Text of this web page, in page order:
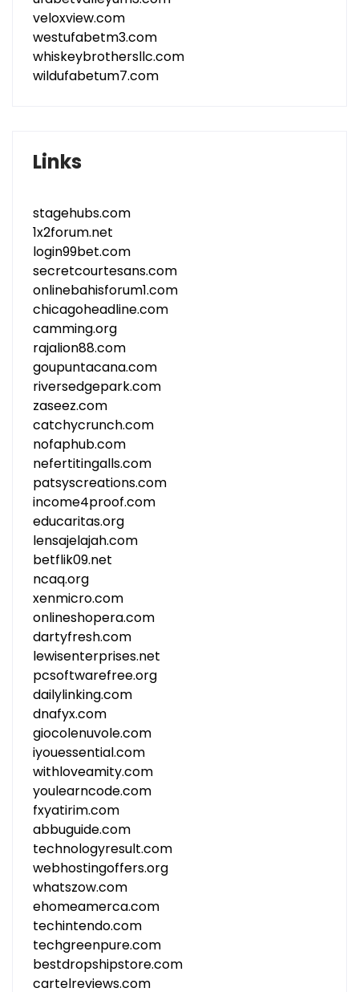
veloxview.com
westufabetm3.com
whiskeybrothersllc.com
wildufabetum7.com
Links
stagehubs.com
1x2forum.net
login99bet.com
secretcourtesans.com
onlinebahisforum1.com
chicagoheadline.com
camming.org
rajalion88.com
goupuntacana.com
riversedgepark.com
zaseez.com
catchycrunch.com
nofaphub.com
nefertitingalls.com
patsyscreations.com
income4proof.com
educaritas.org
lensajelajah.com
betflik09.net
ncaq.org
xenmicro.com
onlineshopera.com
dartyfresh.com
lewisenterprises.net
pcsoftwarefree.org
dailylinking.com
dnafyx.com
giocolenuvole.com
iyouessential.com
withloveamity.com
youlearncode.com
fxyatirim.com
abbuguide.com
technologyresult.com
webhostingoffers.org
whatszow.com
ehomeamerca.com
techintendo.com
techgreenpure.com
bestdropshipstore.com
cartelreviews.com